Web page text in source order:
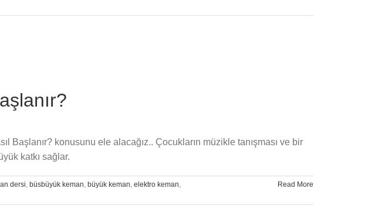
konusunu ele alacağız.. Çocukların müzikle tanışması ve bir
katkı sağlar.
dersi, büsbüyük keman, büyük keman, elektro keman,
Read More